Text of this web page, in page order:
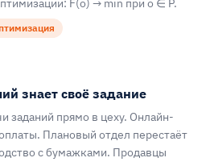
F(o) → min при o ∈ P.
знает своё задание
заданий прямо в цеху. Онлайн-
Плановый отдел перестаёт
с бумажками. Продавцы